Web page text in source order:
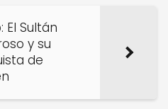
El Sultán
y su
de